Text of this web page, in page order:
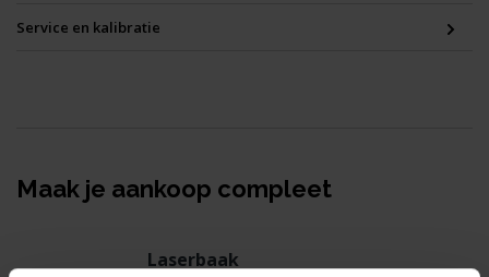
Service en kalibratie
Maak je aankoop compleet
Laserbaak